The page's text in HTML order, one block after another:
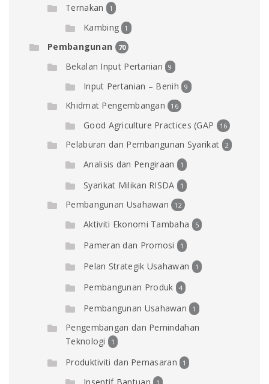
Ternakan 1
Kambing 1
Pembangunan 70
Bekalan Input Pertanian 9
Input Pertanian – Benih 9
Khidmat Pengembangan 16
Good Agriculture Practices (GAP 16
Pelaburan dan Pembangunan Syarikat 2
Analisis dan Pengiraan 1
Syarikat Milikan RISDA 1
Pembangunan Usahawan 12
Aktiviti Ekonomi Tambaha 5
Pameran dan Promosi 1
Pelan Strategik Usahawan 1
Pembangunan Produk 4
Pembangunan Usahawan 1
Pengembangan dan Pemindahan
Teknologi
1
Produktiviti dan Pemasaran 1